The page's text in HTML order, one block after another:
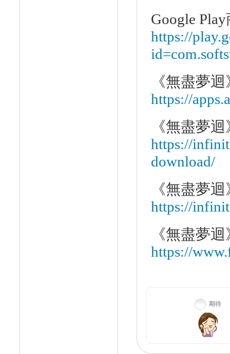
Google Play
https://
《無盡夢迴
https://
《無盡夢迴
https://
download/
《無盡夢
https://
《無盡夢
https://
期待